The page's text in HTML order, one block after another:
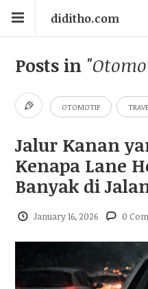
diditho.com
Posts in
OTOMOTIF
Jalur Kanan
Kenapa Lane
Banyak di
January 16, 2026 0